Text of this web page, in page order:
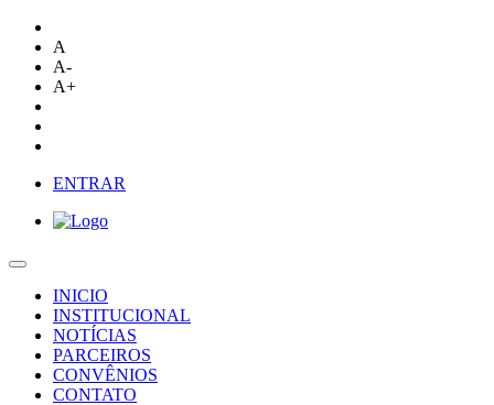
A
A-
A+
ENTRAR
INICIO
INSTITUCIONAL
NOTÍCIAS
PARCEIROS
CONVÊNIOS
CONTATO